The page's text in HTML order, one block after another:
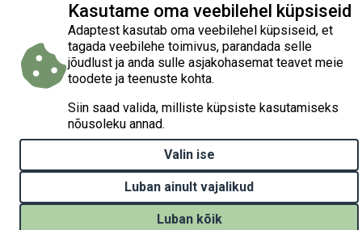
viability - valorising semi-natural
grassland biomass in a conservation-
driven bioeconomy.pdf (641.07 KB)
Kasutame oma veebilehel küpsiseid
Adaptest kasutab oma veebilehel küpsiseid, et
tagada veebilehe toimivus, parandada selle
jõudlust ja anda sulle asjakohasemat teavet meie
toodete ja teenuste kohta.
Siin saad valida, milliste küpsiste kasutamiseks
nõusoleku annad.
Valin ise
Luban ainult vajalikud
Luban kõik